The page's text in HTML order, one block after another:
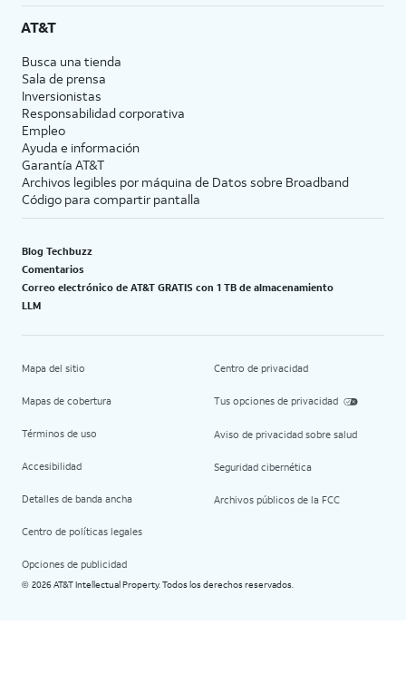
AT&T
Busca una tienda
Sala de prensa
Inversionistas
Responsabilidad corporativa
Empleo
Ayuda e información
Garantía AT&T
Archivos legibles por máquina de Datos sobre Broadband
Código para compartir pantalla
Blog Techbuzz
Comentarios
Correo electrónico de AT&T GRATIS con 1 TB de almacenamiento
LLM
Mapa del sitio
Mapas de cobertura
Términos de uso
Accesibilidad
Detalles de banda ancha
Centro de políticas legales
Opciones de publicidad
Centro de privacidad
Tus opciones de privacidad
Aviso de privacidad sobre salud
Seguridad cibernética
Archivos públicos de la FCC
© 2026 AT&T Intellectual Property. Todos los derechos reservados.